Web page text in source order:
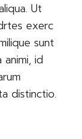
Ut
exerc
sunt
id
distinctio.